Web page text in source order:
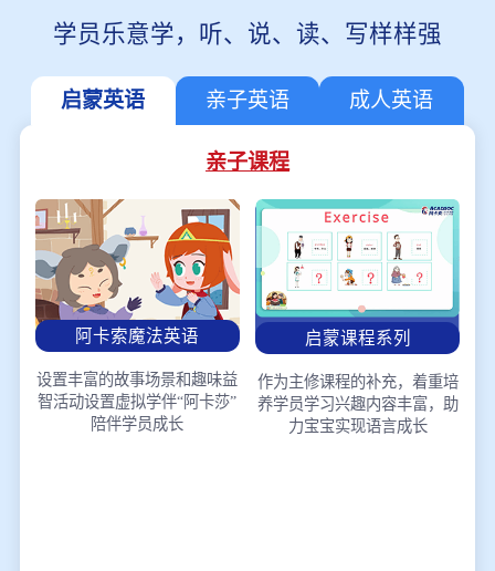
学员乐意学，听、说、读、写样样强
启蒙英语 亲子英语 成人英语
亲子课程
阿卡索魔法英语
设置丰富的故事场景和趣味益
智活动设置虚拟学伴“阿卡莎”
陪伴学员成长
启蒙课程系列
作为主修课程的补充，着重培
养学员学习兴趣内容丰富，助
力宝宝实现语言成长